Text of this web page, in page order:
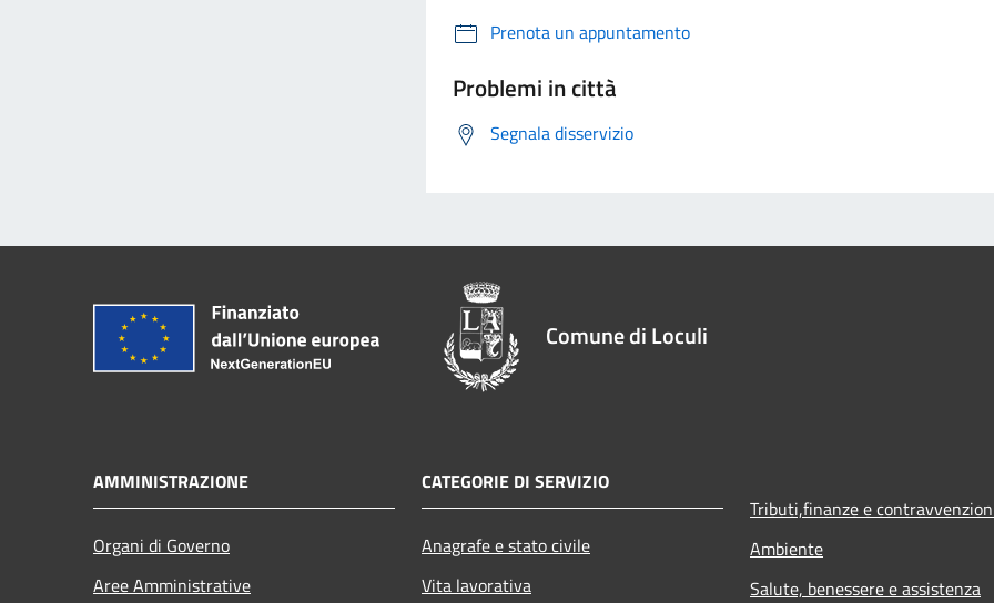
Prenota un appuntamento
Problemi in città
Segnala disservizio
Comune di Loculi
AMMINISTRAZIONE
Organi di Governo
Aree Amministrative
CATEGORIE DI SERVIZIO
Anagrafe e stato civile
Vita lavorativa
Tributi,finanze e
Ambiente
Salute, benessere e assistenza